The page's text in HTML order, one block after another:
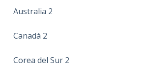
Australia 2
Canadá 2
Corea del Sur 2